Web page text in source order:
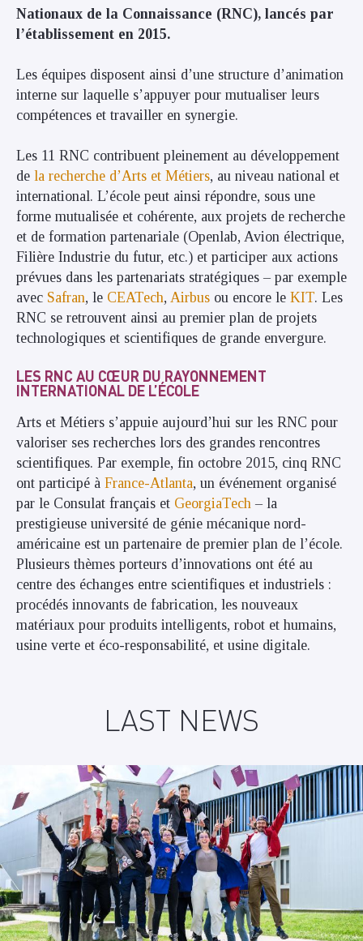
Nationaux de la Connaissance (RNC), lancés par
l’établissement en 2015.
Les équipes disposent ainsi d’une structure d’animation
interne sur laquelle s’appuyer pour mutualiser leurs
compétences et travailler en synergie.
Les 11 RNC contribuent pleinement au développement
de la recherche d’Arts et Métiers, au niveau national et
international. L’école peut ainsi répondre, sous une
forme mutualisée et cohérente, aux projets de recherche
et de formation partenariale (Openlab, Avion électrique,
Filière Industrie du futur, etc.) et participer aux actions
prévues dans les partenariats stratégiques – par exemple
avec Safran, le CEATech, Airbus ou encore le KIT. Les
RNC se retrouvent ainsi au premier plan de projets
technologiques et scientifiques de grande envergure.
LES RNC AU CŒUR DU RAYONNEMENT
INTERNATIONAL DE L’ÉCOLE
Arts et Métiers s’appuie aujourd’hui sur les RNC pour
valoriser ses recherches lors des grandes rencontres
scientifiques. Par exemple, fin octobre 2015, cinq RNC
ont participé à France-Atlanta, un événement organisé
par le Consulat français et GeorgiaTech – la
prestigieuse université de génie mécanique nord-
américaine est un partenaire de premier plan de l’école.
Plusieurs thèmes porteurs d’innovations ont été au
centre des échanges entre scientifiques et industriels :
procédés innovants de fabrication, les nouveaux
matériaux pour produits intelligents, robot et humains,
usine verte et éco-responsabilité, et usine digitale.
LAST NEWS